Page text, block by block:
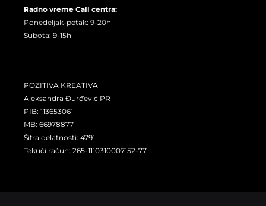
Radno vreme Call centra:
Ponedeljak-petak: 9-20h
Subota: 9-15h
POZITIVA KREATIVA
Aleksandra Đurđević PR
PIB: 113653061
MB: 66978877
Šifra delatnosti: 4791
Tekući račun: 265-1110310007152-77